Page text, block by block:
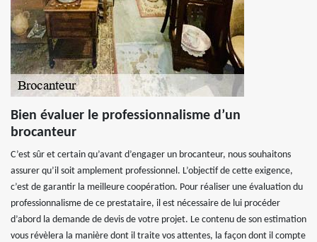
Bien évaluer le professionnalisme d’un
brocanteur
C’est sûr et certain qu’avant d’engager un brocanteur, nous souhaitons
assurer qu’il soit amplement professionnel. L’objectif de cette exigence,
c’est de garantir la meilleure coopération. Pour réaliser une évaluation du
professionnalisme de ce prestataire, il est nécessaire de lui procéder
d’abord la demande de devis de votre projet. Le contenu de son estimation
vous révèlera la manière dont il traite vos attentes, la façon dont il compte